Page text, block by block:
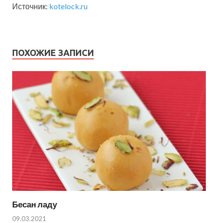
Источник: kotelock.ru
ПОХОЖИЕ ЗАПИСИ
Бесан ладу
09.03.2021